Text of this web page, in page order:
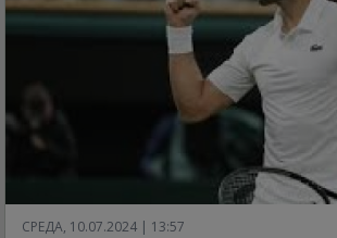
СРЕДА, 10.07.2024 | 13:57